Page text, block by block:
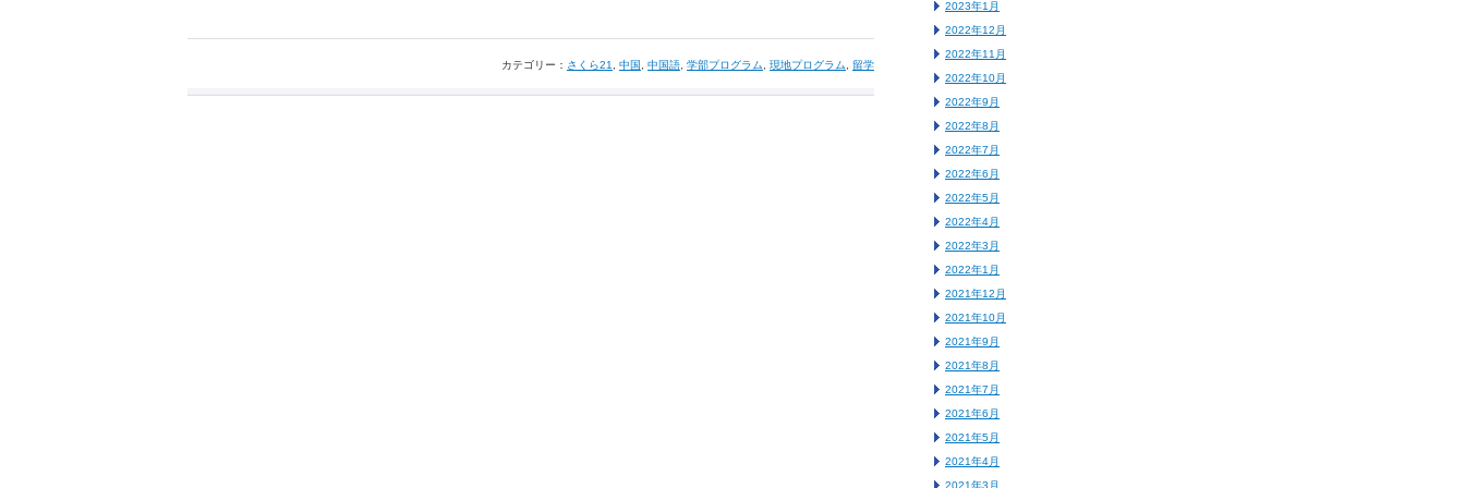
カテゴリー： さくら21 中国 中国語 学部プログラム 現地プログラム 留学
2023年1月
2022年12月
2022年11月
2022年10月
2022年9月
2022年8月
2022年7月
2022年6月
2022年5月
2022年4月
2022年3月
2022年1月
2021年12月
2021年10月
2021年9月
2021年8月
2021年7月
2021年6月
2021年5月
2021年4月
2021年3月